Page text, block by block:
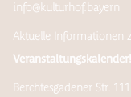
info@kulturhof.bayern
Aktuelle Informationen
Veranstaltungskalender!
Berchtesgadener Str. 111